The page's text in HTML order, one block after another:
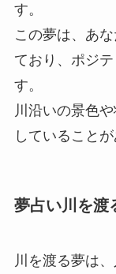
す。
この夢は、あ
ており、ポジ
す。
川沿いの景色
していることが
夢占い川を渡
川を渡る夢は